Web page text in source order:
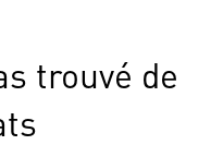
trouvé de